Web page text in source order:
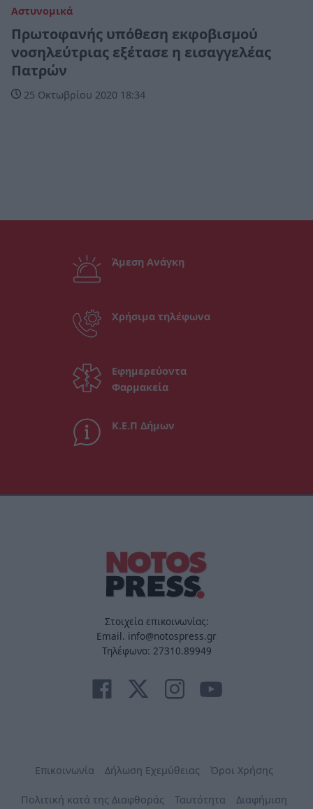
Αστυνομικά
Πρωτοφανής υπόθεση εκφοβισμού
νοσηλεύτριας εξέτασε η εισαγγελέας
Πατρών
25 Οκτωβρίου 2020 18:34
Άμεση Ανάγκη
Χρήσιμα τηλέφωνα
Εφημερεύοντα
Φαρμακεία
Κ.Ε.Π Δήμων
Στοιχεία επικοινωνίας:
Email. info@notospress.gr
Τηλέφωνο: 27310.89949
Επικοινωνία Δήλωση Εχεμύθειας Όροι Χρήσης
Πολιτική κατά της Διαφθοράς Ταυτότητα Διαφήμιση